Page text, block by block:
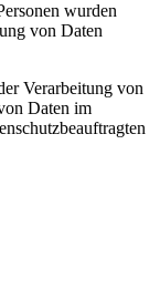
wurden
von Daten
Verarbeitung von
Daten im